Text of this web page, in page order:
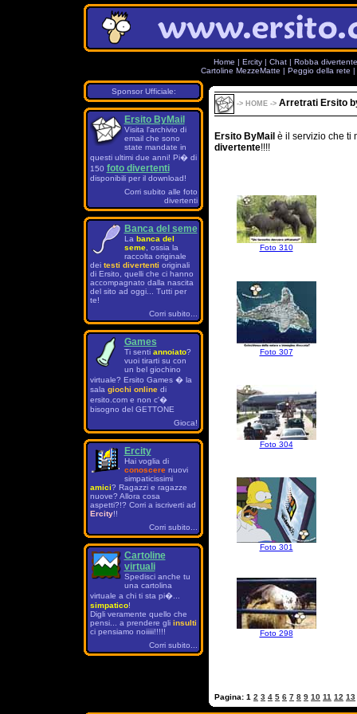
Home | Ercity | Chat | Robba
Cartoline MezzeMatte | Peggio della rete |
Sponsor Ufficiale:
Ersito ByMail
Visita l'archivio di
email che sono
state mandate in
questi ultimi due anni! Pi� di
150 foto divertenti
disponibili per il download!
Corri subito alle foto
divertenti
Banca del seme
La banca del
seme, ossia la
raccolta originale
dei testi divertenti originali
di Ersito, quelli che ci hanno
accompagnato dalla nascita
del sito ad oggi... Tutti per
te!
Corri subito...
Games
Ti senti annoiato?
vuoi tirarti su con
un bel giochino
virtuale? Ersito Games � la
sala giochi onlinedi
ersito.com e non c'�
bisogno del GETTONE
Gioca!
Ercity
Hai voglia di
conoscerenuovi
simpaticissimi
amici? Ragazzi e ragazze
nuove? Allora cosa
aspetti?!? Corri a iscriverti ad
Ercity!!
Corri subito...
Cartoline
virtuali
Spedisci anche tu
una cartolina
virtuale a chi ti sta pi�...
simpatico!
Digli veramente quello che
pensi... a prendere gli insulti
ci pensiamo noiiiii!!!!!
Corri subito...
-> HOME -> Arretrati Ersito
Ersito ByMail è il servizio che ti
divertente!!!!
Foto 310
Foto 307
Foto 304
Foto 301
Foto 298
Pagina: 1 2 3 4 5 6 7 8 9 10 11 12 13